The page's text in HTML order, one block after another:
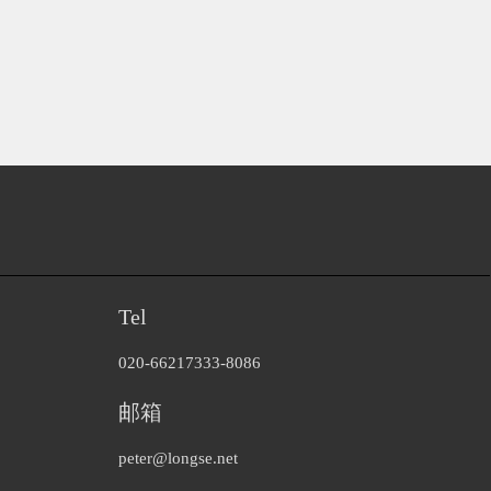
Tel
020-66217333-8086
邮箱
peter@longse.net